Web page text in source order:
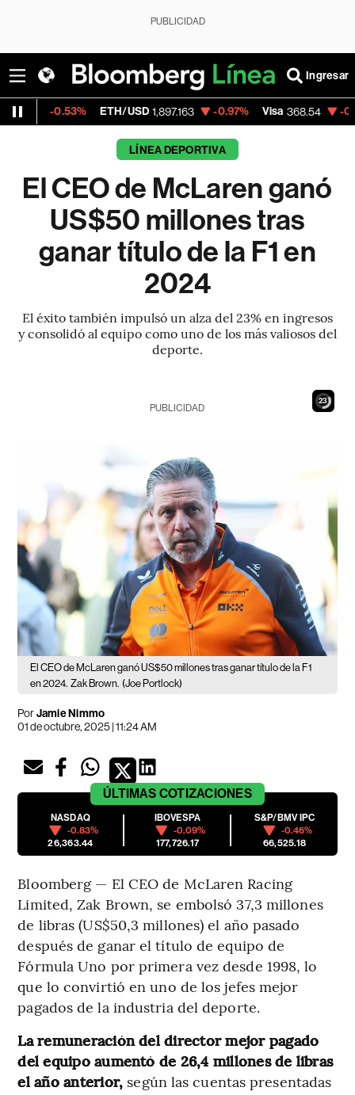
PUBLICIDAD
Ingresar
ETH/USD 1,897.163 -0.97% Visa 368.54 -0.28%
LÍNEA DEPORTIVA
El CEO de McLaren ganó
US$50 millones tras
ganar título de la F1 en
2024
El éxito también impulsó un alza del 23% en ingresos
y consolidó al equipo como uno de los más valiosos del
deporte.
22
PUBLICIDAD
El CEO de McLaren ganó US$50 millones tras ganar título de la F1
en 2024. Zak Brown. (Joe Portlock)
PorJamie Nimmo
01 de octubre, 2025 | 11:24 AM
ÚLTIMAS COTIZACIONES
NASDAQ
-0.83%
26,363.44
IBOVESPA
-0.09%
177,726.17
S&P/BMV IPC
-0.46%
66,525.18
Bloomberg — El CEO de McLaren Racing
Limited, Zak Brown, se embolsó 37,3 millones
de libras (US$50,3 millones) el año pasado
después de ganar el título de equipo de
Fórmula Uno por primera vez desde 1998, lo
que lo convirtió en uno de los jefes mejor
pagados de la industria del deporte.
La remuneración del director mejor pagado
del equipo aumentó de 26,4 millones de libras
el año anterior, según las cuentas presentadas